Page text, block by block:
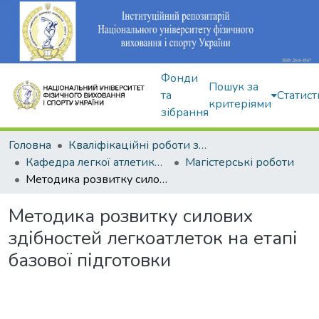
Фонди
та
зібрання
Пошук за
критеріями
Головна
Кваліфікаційні роботи здобувачів вищої освіти
Кафедра легкої атлетики, зимових видів та велосипедного спорту
Магістерські роботи
Методика розвитку силових здібностей легкоатлеток на етапі базової підготовки
Методика розвитку силових
здібностей легкоатлеток на етапі
базової підготовки